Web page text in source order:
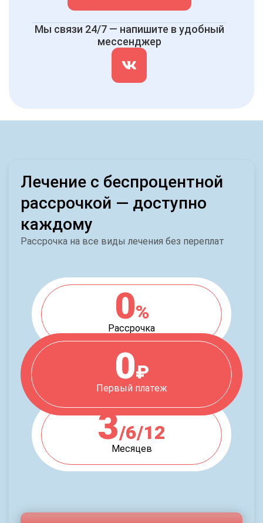
Мы связи 24/7 — напишите в удобный
мессенджер
Лечение с беспроцентной
рассрочкой — доступно
каждому
Рассрочка на все виды лечения без переплат
0%
Рассрочка
0₽
Первый платеж
3/6/12
Месяцев